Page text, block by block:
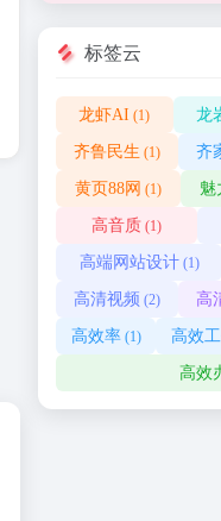
标签云
龙虾AI (1) 龙
齐鲁民生 (1) 齐
黄页88网 (1) 魅
高音质 (1)
高端网站设计(1)
高清视频 (2) 高
高效率(1) 高效
高效